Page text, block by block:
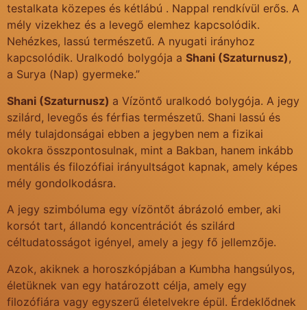
testalkata közepes és kétlábú . Nappal rendkívül erős. A
mély vizekhez és a levegő elemhez kapcsolódik.
Nehézkes, lassú természetű. A nyugati irányhoz
kapcsolódik. Uralkodó bolygója a Shani (Szaturnusz),
a Surya (Nap) gyermeke.”
Shani (Szaturnusz) a Vízöntő uralkodó bolygója. A jegy
szilárd, levegős és férfias természetű. Shani lassú és
mély tulajdonságai ebben a jegyben nem a fizikai
okokra összpontosulnak, mint a Bakban, hanem inkább
mentális és filozófiai irányultságot kapnak, amely képes
mély gondolkodásra.
A jegy szimbóluma egy vízöntőt ábrázoló ember, aki
korsót tart, állandó koncentrációt és szilárd
céltudatosságot igényel, amely a jegy fő jellemzője.
Azok, akiknek a horoszkópjában a Kumbha hangsúlyos,
életüknek van egy határozott célja, amely egy
filozófiára vagy egyszerű életelvekre épül. Érdeklődnek